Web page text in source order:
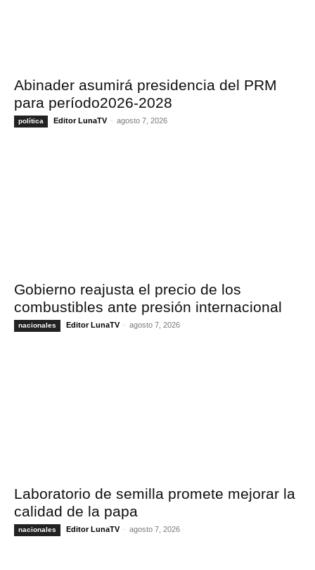
Abinader asumirá presidencia del PRM
para período2026-2028
política Editor LunaTV - agosto 7, 2026
Gobierno reajusta el precio de los
combustibles ante presión internacional
nacionales Editor LunaTV - agosto 7, 2026
Laboratorio de semilla promete mejorar la
calidad de la papa
nacionales Editor LunaTV - agosto 7, 2026